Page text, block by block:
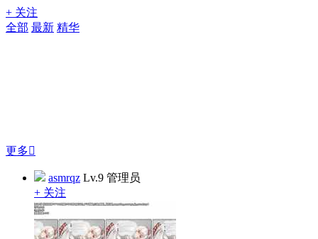
+ 关注
全部 最新 精华
更多
asmrqz Lv.9 管理员
+ 关注